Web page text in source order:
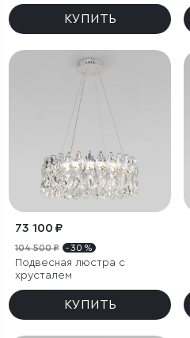
КУПИТЬ
73 100 ₽
104 500 ₽ - 30 %
Подвесная люстра с
хрусталем
КУПИТЬ